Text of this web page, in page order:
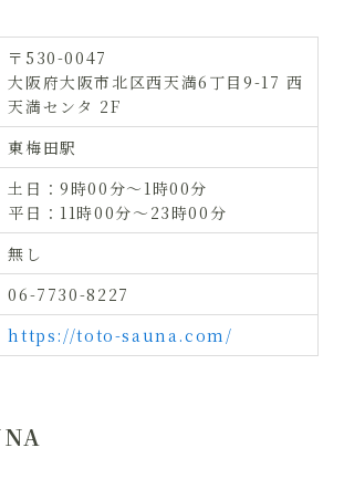
〒530-0047
大阪府大阪市北区西天満6丁目9-17 西
天満センタ 2F
東梅田駅
土日：9時00分〜1時00分
平日：11時00分〜23時00分
無し
06-7730-8227
https://toto-sauna.com/